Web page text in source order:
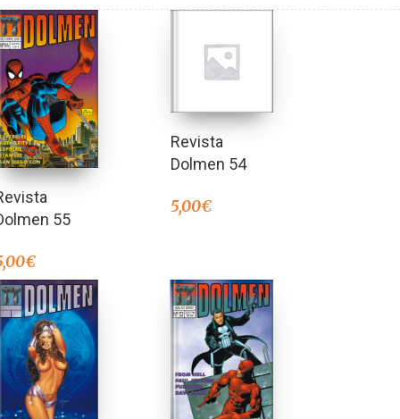
55
€
Revista
Dolmen 54
5,00€